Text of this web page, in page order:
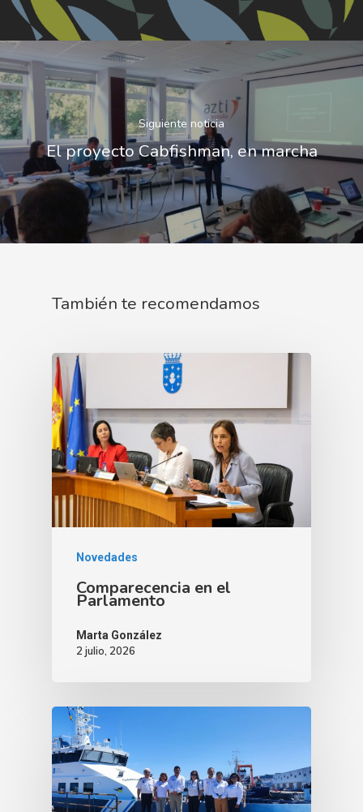
Siguiente noticia
El proyecto Cabfishman, en marcha
También te recomendamos
Novedades
Comparecencia en el
Parlamento
Marta González
2 julio, 2026